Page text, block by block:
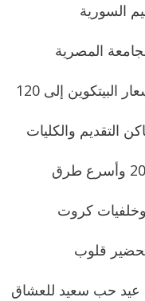
السورية
المصرية
ستاندرد تشارترد: توقعات بارتفاع اسعار البيتكوين إلى 120
مواعيد وأماكن التقديم والكليات
موعد ظهور نتيجة الثانوية العامة 2023 وأسرع طرق
وخلفيات كروت
قلوب